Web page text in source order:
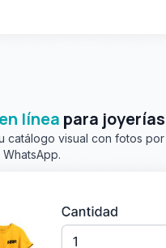
línea para joyerías
catálogo visual con fotos